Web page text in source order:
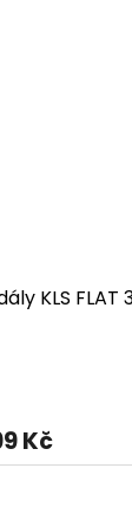
KLS FLAT
Kč